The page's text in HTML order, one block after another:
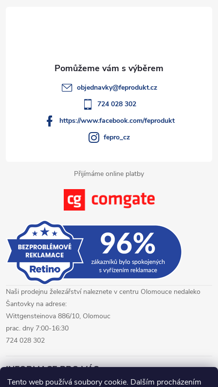
Tento web používá soubory cookie. Dalším procházením
Přijímáme online platby
objednavky@feprodukt.cz
724 028 302
https://www.facebook.com/feprodukt
fepro_cz
Naši prodejnu železářství naleznete v centru Olomouce nedaleko
Šantovky na adrese:
Wittgensteinova 886/10, Olomouc
prac. dny 7:00-16:30
724 028 302
INFORMACE PRO VÁS